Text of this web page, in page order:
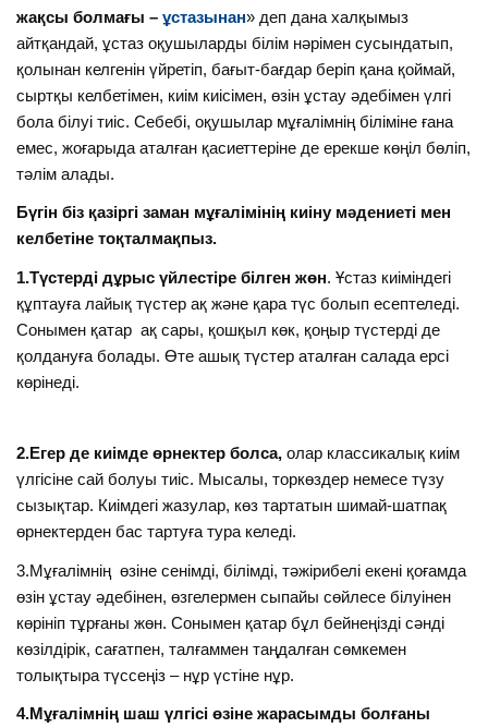
жақсы болмағы –ұстазынан» деп дана халқымыз
айтқандай, ұстаз оқушыларды білім нәрімен сусындатып,
қолынан келгенін үйретіп, бағыт-бағдар беріп қана қоймай,
сыртқы келбетімен, киім киісімен, өзін ұстау әдебімен үлгі
бола білуі тиіс. Себебі, оқушылар мұғалімнің біліміне ғана
емес, жоғарыда аталған қасиеттеріне де ерекше көңіл бөліп,
тәлім алады.
Бүгін біз қазіргі заман мұғалімінің киіну мәдениеті мен
келбетіне тоқталмақпыз.
1.Түстерді дұрыс үйлестіре білген жөн. Ұстаз киіміндегі
құптауға лайық түстер ақ және қара түс болып есептеледі.
Сонымен қатар ақ сары, қошқыл көк, қоңыр түстерді де
қолдануға болады. Өте ашық түстер аталған салада ерсі
көрінеді.
2.Егер де киімде өрнектер болса, олар классикалық киім
үлгісіне сай болуы тиіс. Мысалы, торкөздер немесе түзу
сызықтар. Киімдегі жазулар, көз тартатын шимай-шатпақ
өрнектерден бас тартуға тура келеді.
3.Мұғалімнің өзіне сенімді, білімді, тәжірибелі екені қоғамда
өзін ұстау әдебінен, өзгелермен сыпайы сөйлесе білуінен
көрініп тұрғаны жөн. Сонымен қатар бұл бейнеңізді сәнді
көзілдірік, сағатпен, талғаммен таңдалған сөмкемен
толықтыра түссеңіз – нұр үстіне нұр.
4.Мұғалімнің шаш үлгісі өзіне жарасымды болғаны